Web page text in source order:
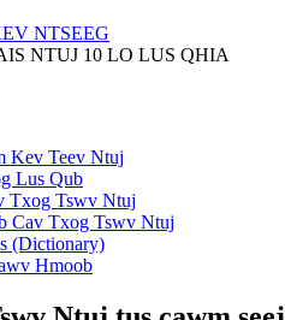
NTSEEG
NTUJ 10 LO LUS QHIA
Kev Teev Ntuj
Lus Qub
Txog Tswv Ntuj
Cav Txog Tswv Ntuj
(Dictionary)
Hmoob